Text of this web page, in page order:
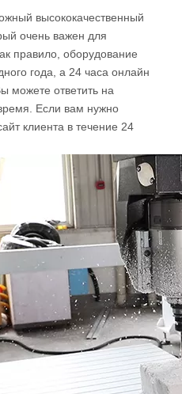
высококачественный
очень важен для
правило, оборудование
года, а 24 часа онлайн
можете ответить на
Если вам нужно
клиента в течение 24